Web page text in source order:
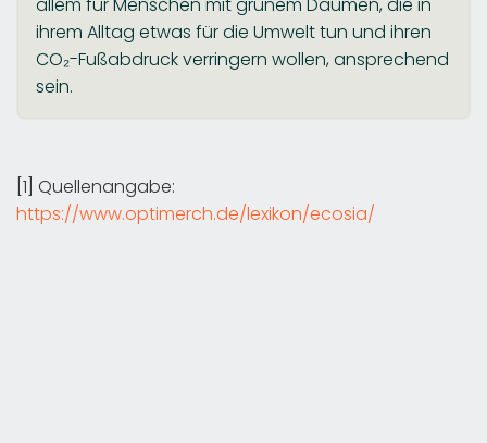
allem für Menschen mit grünem Daumen, die in
ihrem Alltag etwas für die Umwelt tun und ihren
CO₂-Fußabdruck verringern wollen, ansprechend
sein.
[1] Quellenangabe:
https://www.optimerch.de/lexikon/ecosia/